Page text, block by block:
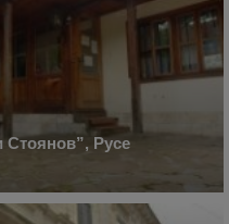
Стоянов”, Русе